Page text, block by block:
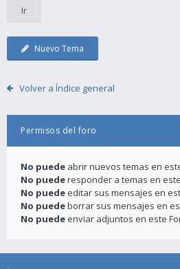
Nuevo Tema
Volver a Índice general
Permisos del foro
No puede abrir nuevos temas en
No puederesponder a temas en
No puedeeditar sus mensajes en
No puedeborrar sus mensajes en
No puedeenviar adjuntos en este